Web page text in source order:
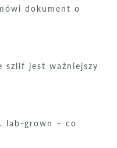
dokument o
szlif jest ważniejszy
lab-grown – co